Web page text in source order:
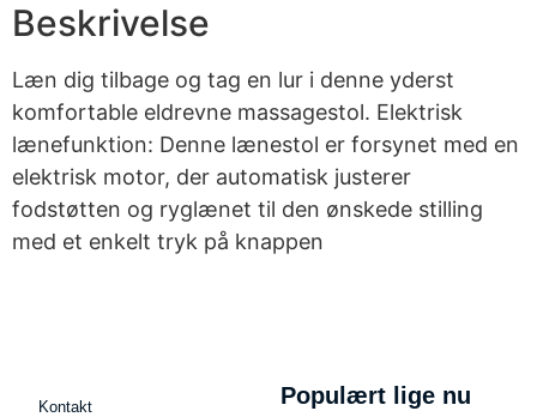
Beskrivelse
Læn dig tilbage og tag en lur i denne yderst
komfortable eldrevne massagestol. Elektrisk
lænefunktion: Denne lænestol er forsynet med en
elektrisk motor, der automatisk justerer
fodstøtten og ryglænet til den ønskede stilling
med et enkelt tryk på knappen
Kontakt Populært lige nu